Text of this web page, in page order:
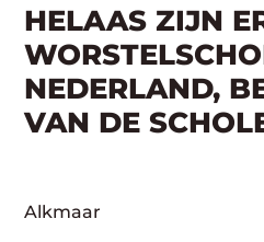
HELAAS ZIJN
NEDERLAND,
VAN DE
Alkmaar